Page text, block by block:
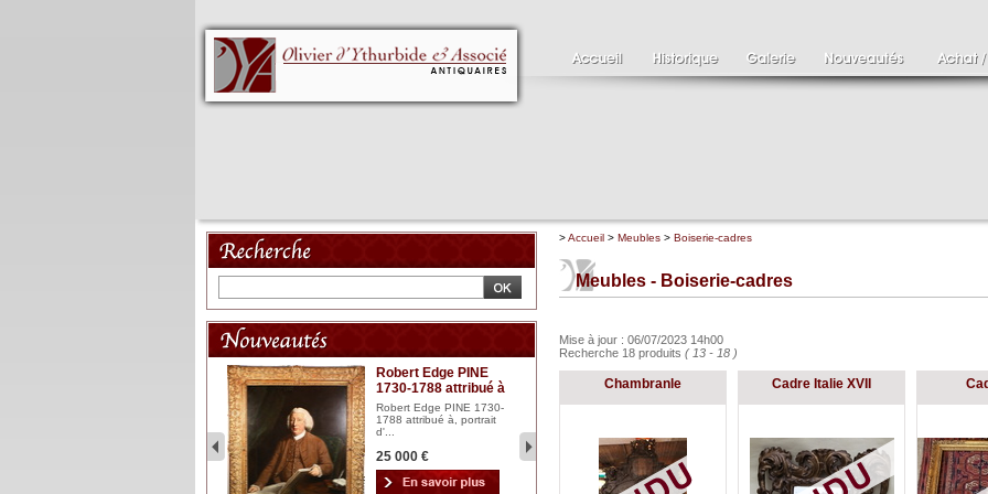
Robert Edge PINE
1730-1788 attribué à
Robert Edge PINE 1730-
1788 attribué à, portrait
d'...
25 000 €
Clément SERVEAU
1886-1972
Clément SERVEAU 1886-
2 500 € 1
>Accueil > Meubles > Boiserie-cadres
Meubles - Boiserie-cadres
Mise à jour : 06/07/2023 14h00
Recherche 18 produits ( 13 - 18 )
Chambranle Cadre Italie XVII